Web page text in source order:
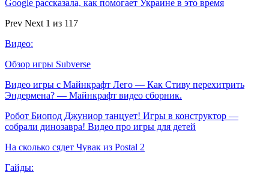
Google рассказала, как помогает Украине в это время
Prev Next 1 из 117
Видео:
Обзор игры Subverse
Видео игры с Майнкрафт Лего — Как Стиву перехитрить
Эндермена? — Майнкрафт видео сборник.
Робот Биопод Джуниор танцует! Игры в конструктор —
собрали динозавра! Видео про игры для детей
На сколько сядет Чувак из Postal 2
Гайды: